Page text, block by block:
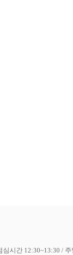
시간 12:30~13:30 /